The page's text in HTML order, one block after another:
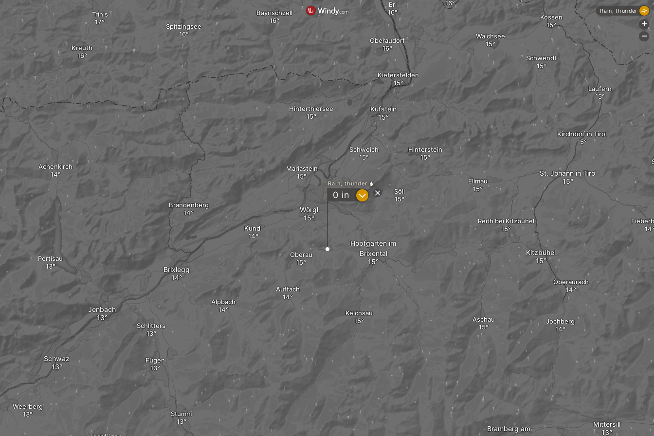
Kundl
Auffach
Wörgl
Oberau
Ellmau
Hopfgarten im
Brixental
Söll
Mariastein
Hinterthiersee Kufstein
Schwoich
Kiefersfelden
Hinterstein
Kelchsau
Brixlegg
Brandenberg
Alpbach
Oberaurach
Kitzbühel
Reith bei Kitzbühel
St. Johann in Tirol
Kirchdorf in Tirol
Laufern
Schwendt
Fügen
Stumm
Schlitters
Jochberg
Aschau
Bayrischzell
Oberaudorf
Erl
Spitzingsee
Walchsee
Kössen
Pertisau
Bramberg am
Achenkirch
Jenbach
Weerberg
Schwaz
Mittersill
Trinis
Kreuth
Rain, thunder
0 in ?
Rain, thunder
+
-